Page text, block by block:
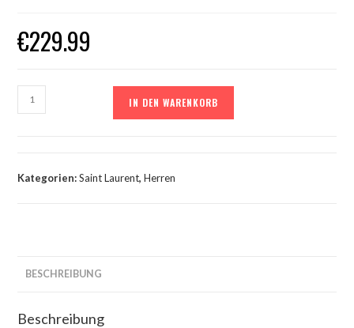
€229.99
IN DEN WARENKORB
Kategorien:Saint Laurent,Herren
BESCHREIBUNG
Beschreibung